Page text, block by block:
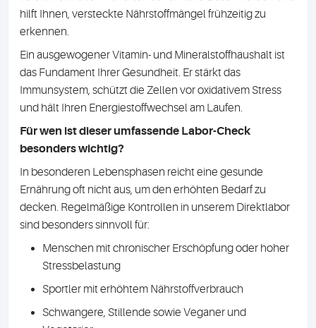
hilft Ihnen, versteckte Nährstoffmängel frühzeitig zu
erkennen.
Ein ausgewogener Vitamin- und Mineralstoffhaushalt ist
das Fundament Ihrer Gesundheit. Er stärkt das
Immunsystem, schützt die Zellen vor oxidativem Stress
und hält Ihren Energiestoffwechsel am Laufen.
Für wen ist dieser umfassende Labor-Check
besonders wichtig?
In besonderen Lebensphasen reicht eine gesunde
Ernährung oft nicht aus, um den erhöhten Bedarf zu
decken. Regelmäßige Kontrollen in unserem Direktlabor
sind besonders sinnvoll für:
Menschen mit chronischer Erschöpfung oder hoher
Stressbelastung
Sportler mit erhöhtem Nährstoffverbrauch
Schwangere, Stillende sowie Veganer und